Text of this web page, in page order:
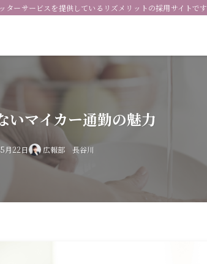
ターサービスを提供しているリズメリットの採用サイトです
いマイカー通勤の魅力
月22日 広報部 長谷川